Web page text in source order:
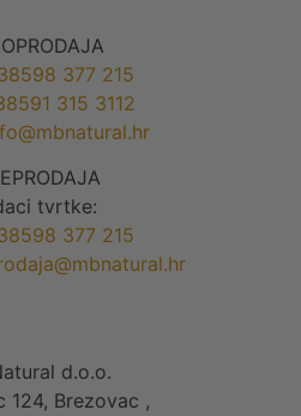
377 215
315 3112
tvrtke:
377 215
d.o.o.
124, Brezovac ,